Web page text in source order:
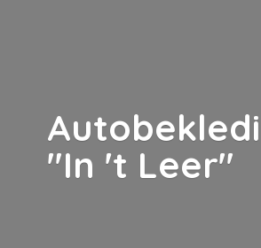
"In 't Leer"